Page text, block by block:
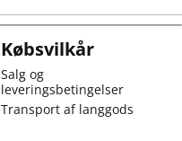
Købsvilkår
Salg og
leveringsbetingelser
Transport af langgods